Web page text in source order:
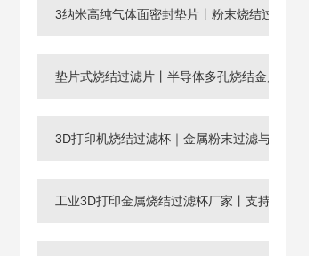
3纳米高纯气体面密封垫片丨粉末烧结过滤片
垫片式烧结过滤片丨半导体多孔烧结金属滤芯
3D打印机烧结过滤杯｜金属粉末过滤与回收滤芯
工业3D打印金属烧结过滤杯厂家丨支持非标定制